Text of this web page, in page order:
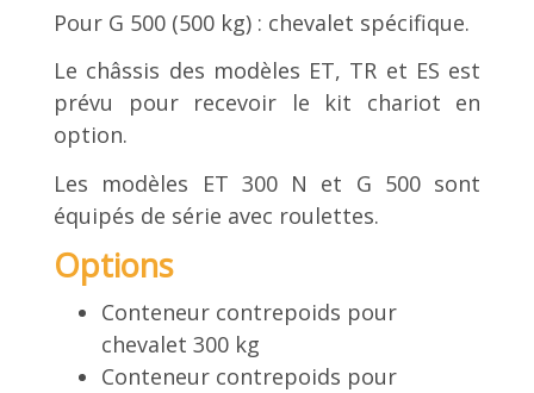
Pour G 500 (500 kg) : chevalet spécifique.
Le châssis des modèles ET, TR et ES est
prévu pour recevoir le kit chariot en
option.
Les modèles ET 300 N et G 500 sont
équipés de série avec roulettes.
Options
Conteneur contrepoids pour
chevalet 300 kg
Conteneur contrepoids pour